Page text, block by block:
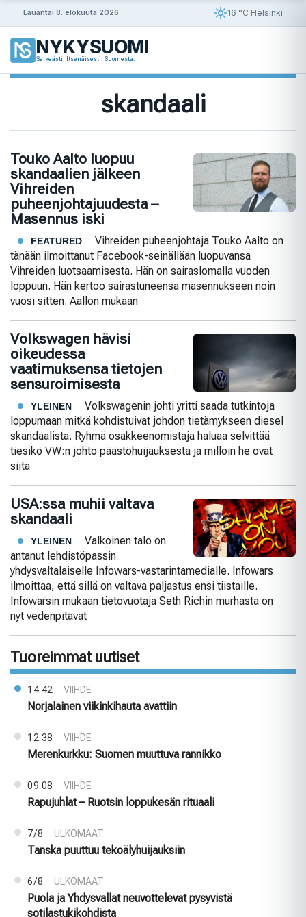
Lauantai 8. elokuuta 2026 16 °C Helsinki
NYKYSUOMI
Selkeästi. Itsenäisesti. Suomesta.
skandaali
Touko Aalto luopuu
skandaalien jälkeen
Vihreiden
puheenjohtajuudesta –
Masennus iski
FEATURED
Vihreiden puheenjohtaja Touko Aalto on
tänään ilmoittanut Facebook-seinällään luopuvansa
Vihreiden luotsaamisesta. Hän on sairaslomalla vuoden
loppuun. Hän kertoo sairastuneensa masennukseen noin
vuosi sitten. Aallon mukaan
Volkswagen hävisi
oikeudessa
vaatimuksensa tietojen
sensuroimisesta
YLEINEN
Volkswagenin johti yritti saada tutkintoja
loppumaan mitkä kohdistuivat johdon tietämykseen diesel
skandaalista. Ryhmä osakkeenomistaja haluaa selvittää
tiesikö VW:n johto päästöhuijauksesta ja milloin he ovat
siitä
USA:ssa muhii valtava
skandaali
YLEINEN
Valkoinen talo on
antanut lehdistöpassin
yhdysvaltalaiselle Infowars-vastarintamedialle. Infowars
ilmoittaa, että sillä on valtava paljastus ensi tiistaille.
Infowarsin mukaan tietovuotaja Seth Richin murhasta on
nyt vedenpitävät
Tuoreimmat uutiset
14:42 VIIHDE
Norjalainen viikinkihauta avattiin
12:38 VIIHDE
Merenkurkku: Suomen muuttuva rannikko
09:08 VIIHDE
Rapujuhlat – Ruotsin loppukesän rituaali
7/8 ULKOMAAT
Tanska puuttuu tekoälyhuijauksiin
6/8 ULKOMAAT
Puola ja Yhdysvallat neuvottelevat pysyvistä
sotilastukikohdista